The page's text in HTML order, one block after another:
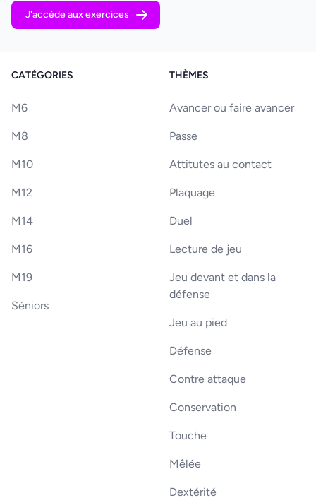
J'accède aux exercices
CATÉGORIES
M6
M8
M10
M12
M14
M16
M19
Séniors
THÈMES
Avancer ou faire avancer
Passe
Attitutes au contact
Plaquage
Duel
Lecture de jeu
Jeu devant et dans la
défense
Jeu au pied
Défense
Contre attaque
Conservation
Touche
Mêlée
Dextérité